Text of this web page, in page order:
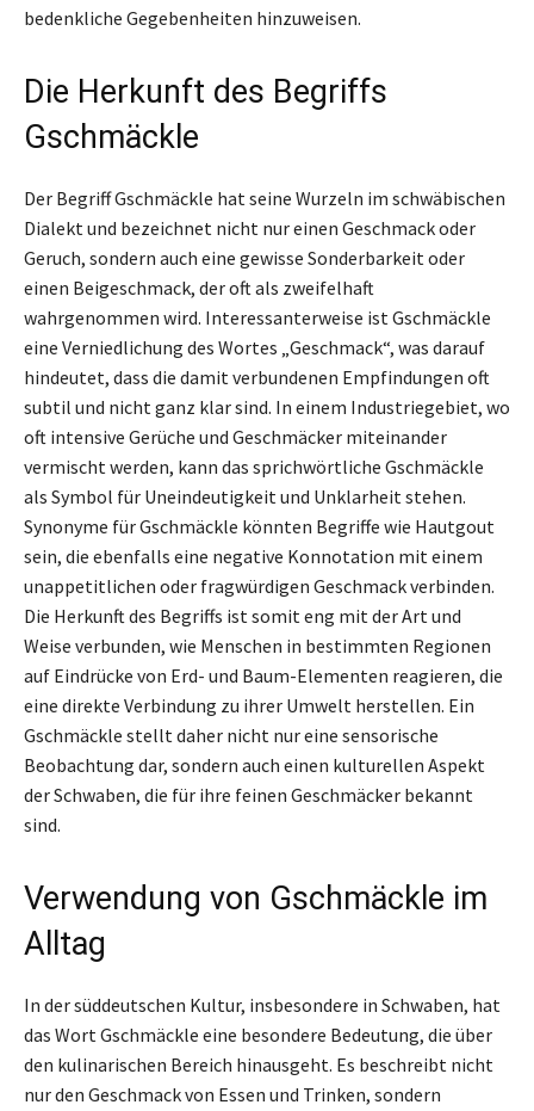
bedenkliche Gegebenheiten hinzuweisen.
Die Herkunft des Begriffs
Gschmäckle
Der Begriff Gschmäckle hat seine Wurzeln im schwäbischen
Dialekt und bezeichnet nicht nur einen Geschmack oder
Geruch, sondern auch eine gewisse Sonderbarkeit oder
einen Beigeschmack, der oft als zweifelhaft
wahrgenommen wird. Interessanterweise ist Gschmäckle
eine Verniedlichung des Wortes „Geschmack“, was darauf
hindeutet, dass die damit verbundenen Empfindungen oft
subtil und nicht ganz klar sind. In einem Industriegebiet, wo
oft intensive Gerüche und Geschmäcker miteinander
vermischt werden, kann das sprichwörtliche Gschmäckle
als Symbol für Uneindeutigkeit und Unklarheit stehen.
Synonyme für Gschmäckle könnten Begriffe wie Hautgout
sein, die ebenfalls eine negative Konnotation mit einem
unappetitlichen oder fragwürdigen Geschmack verbinden.
Die Herkunft des Begriffs ist somit eng mit der Art und
Weise verbunden, wie Menschen in bestimmten Regionen
auf Eindrücke von Erd- und Baum-Elementen reagieren, die
eine direkte Verbindung zu ihrer Umwelt herstellen. Ein
Gschmäckle stellt daher nicht nur eine sensorische
Beobachtung dar, sondern auch einen kulturellen Aspekt
der Schwaben, die für ihre feinen Geschmäcker bekannt
sind.
Verwendung von Gschmäckle im
Alltag
In der süddeutschen Kultur, insbesondere in Schwaben, hat
das Wort Gschmäckle eine besondere Bedeutung, die über
den kulinarischen Bereich hinausgeht. Es beschreibt nicht
nur den Geschmack von Essen und Trinken, sondern